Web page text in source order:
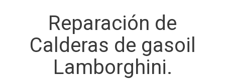
Reparación de
Calderas de gasoil
Lamborghini.